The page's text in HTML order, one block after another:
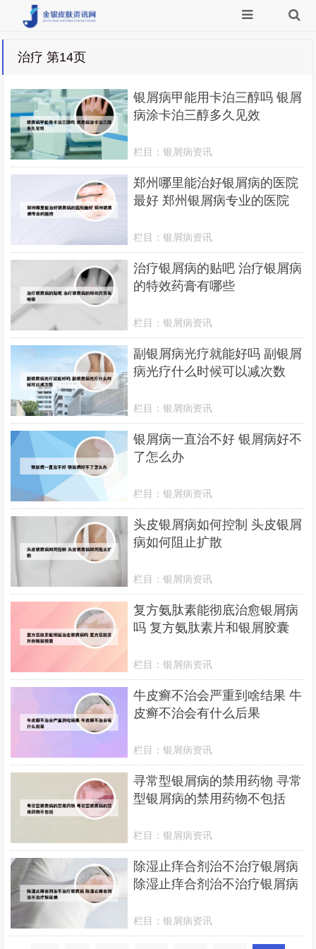
治疗 第14页
银屑病甲能用卡泊三醇吗 银屑
病涂卡泊三醇多久见效
栏目：银屑病资讯
郑州哪里能治好银屑病的医院
最好 郑州银屑病专业的医院
栏目：银屑病资讯
治疗银屑病的贴吧 治疗银屑病
的特效药膏有哪些
栏目：银屑病资讯
副银屑病光疗就能好吗 副银屑
病光疗什么时候可以减次数
栏目：银屑病资讯
银屑病一直治不好 银屑病好不
了怎么办
栏目：银屑病资讯
头皮银屑病如何控制 头皮银屑
病如何阻止扩散
栏目：银屑病资讯
复方氨肽素能彻底治愈银屑病
吗 复方氨肽素片和银屑胶囊
栏目：银屑病资讯
牛皮癣不治会严重到啥结果 牛
皮癣不治会有什么后果
栏目：银屑病资讯
寻常型银屑病的禁用药物 寻常
型银屑病的禁用药物不包括
栏目：银屑病资讯
除湿止痒合剂治不治疗银屑病
除湿止痒合剂治不治疗银屑病
栏目：银屑病资讯